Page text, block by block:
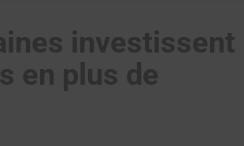
investissent
en plus de